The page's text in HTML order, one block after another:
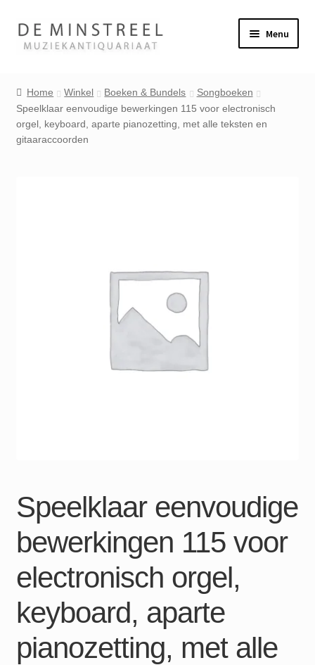
Ga
door
Ga
naar
Menu
Contact
Veel gestelde vragen
Home Winkel Boeken & Bundels
Songboeken
Speelklaar eenvoudige bewerkingen 115 voor electronisch
orgel, keyboard, aparte pianozetting, met alle teksten en
gitaaraccoorden
Speelklaar eenvoudige
bewerkingen 115 voor
electronisch orgel,
keyboard, aparte
pianozetting, met alle